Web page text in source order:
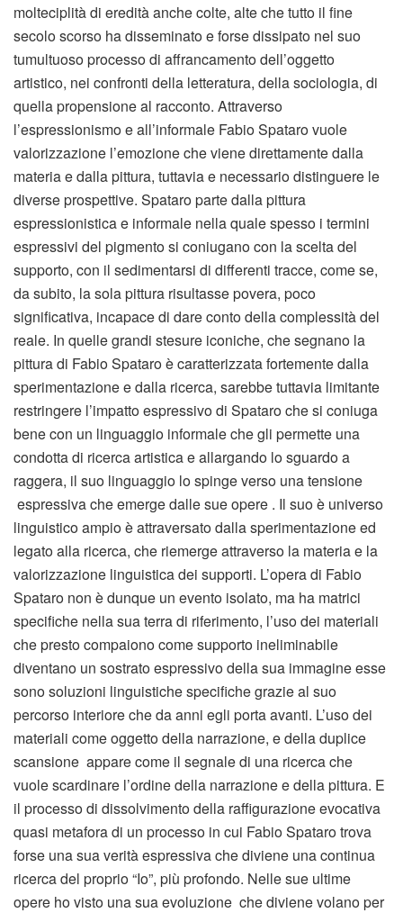
molteciplità di eredità anche colte, alte che tutto il fine
secolo scorso ha disseminato e forse dissipato nel suo
tumultuoso processo di affrancamento dell’oggetto
artistico, nei confronti della letteratura, della sociologia, di
quella propensione al racconto. Attraverso
l’espressionismo e all’informale Fabio Spataro vuole
valorizzazione l’emozione che viene direttamente dalla
materia e dalla pittura, tuttavia e necessario distinguere le
diverse prospettive. Spataro parte dalla pittura
espressionistica e informale nella quale spesso i termini
espressivi del pigmento si coniugano con la scelta del
supporto, con il sedimentarsi di differenti tracce, come se,
da subito, la sola pittura risultasse povera, poco
significativa, incapace di dare conto della complessità del
reale. In quelle grandi stesure iconiche, che segnano la
pittura di Fabio Spataro è caratterizzata fortemente dalla
sperimentazione e dalla ricerca, sarebbe tuttavia limitante
restringere l’impatto espressivo di Spataro che si coniuga
bene con un linguaggio informale che gli permette una
condotta di ricerca artistica e allargando lo sguardo a
raggera, il suo linguaggio lo spinge verso una tensione
espressiva che emerge dalle sue opere . Il suo è universo
linguistico ampio è attraversato dalla sperimentazione ed
legato alla ricerca, che riemerge attraverso la materia e la
valorizzazione linguistica dei supporti. L’opera di Fabio
Spataro non è dunque un evento isolato, ma ha matrici
specifiche nella sua terra di riferimento, l’uso dei materiali
che presto compaiono come supporto ineliminabile
diventano un sostrato espressivo della sua immagine esse
sono soluzioni linguistiche specifiche grazie al suo
percorso interiore che da anni egli porta avanti. L’uso dei
materiali come oggetto della narrazione, e della duplice
scansione appare come il segnale di una ricerca che
vuole scardinare l’ordine della narrazione e della pittura. E
il processo di dissolvimento della raffigurazione evocativa
quasi metafora di un processo in cui Fabio Spataro trova
forse una sua verità espressiva che diviene una continua
ricerca del proprio “Io”, più profondo. Nelle sue ultime
opere ho visto una sua evoluzione che diviene volano per